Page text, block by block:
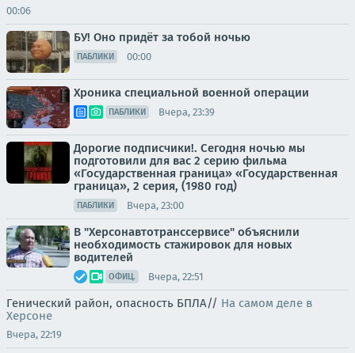
00:06
БУ! Оно придёт за тобой ночью
ПАБЛИКИ 00:00
Хроника специальной военной операции
ПАБЛИКИ Вчера, 23:39
Дорогие подписчики!. Сегодня ночью мы
подготовили для вас 2 серию фильма
«Государственная граница» «Государственная
граница», 2 серия, (1980 год)
ПАБЛИКИ Вчера, 23:00
В "Херсонавтотранссервисе" объяснили
необходимость стажировок для новых
водителей
ОФИЦ. Вчера, 22:51
Генический район, опасность БПЛА// На самом деле в
Херсоне
Вчера, 22:19